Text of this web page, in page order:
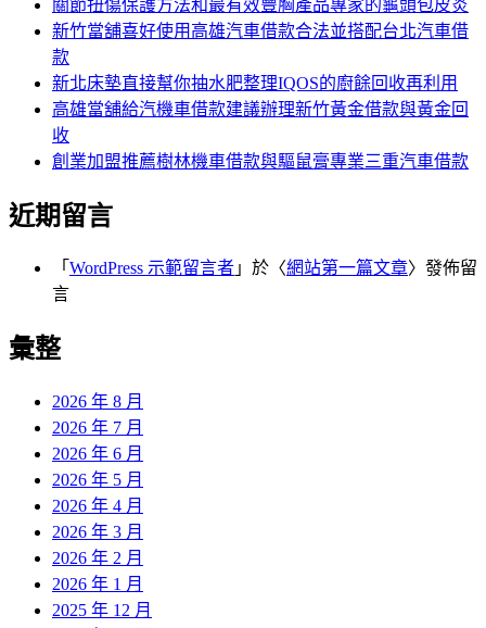
關節扭傷保護方法和最有效豐胸產品專家的龜頭包皮炎
新竹當舖喜好使用高雄汽車借款合法並搭配台北汽車借
款
新北床墊直接幫你抽水肥整理IQOS的廚餘回收再利用
高雄當舖給汽機車借款建議辦理新竹黃金借款與黃金回
收
創業加盟推薦樹林機車借款與驅鼠膏專業三重汽車借款
近期留言
「 WordPress 示範留言者 」於〈網站第一篇文章〉發佈留
言
彙整
2026 年 8 月
2026 年 7 月
2026 年 6 月
2026 年 5 月
2026 年 4 月
2026 年 3 月
2026 年 2 月
2026 年 1 月
2025 年 12 月